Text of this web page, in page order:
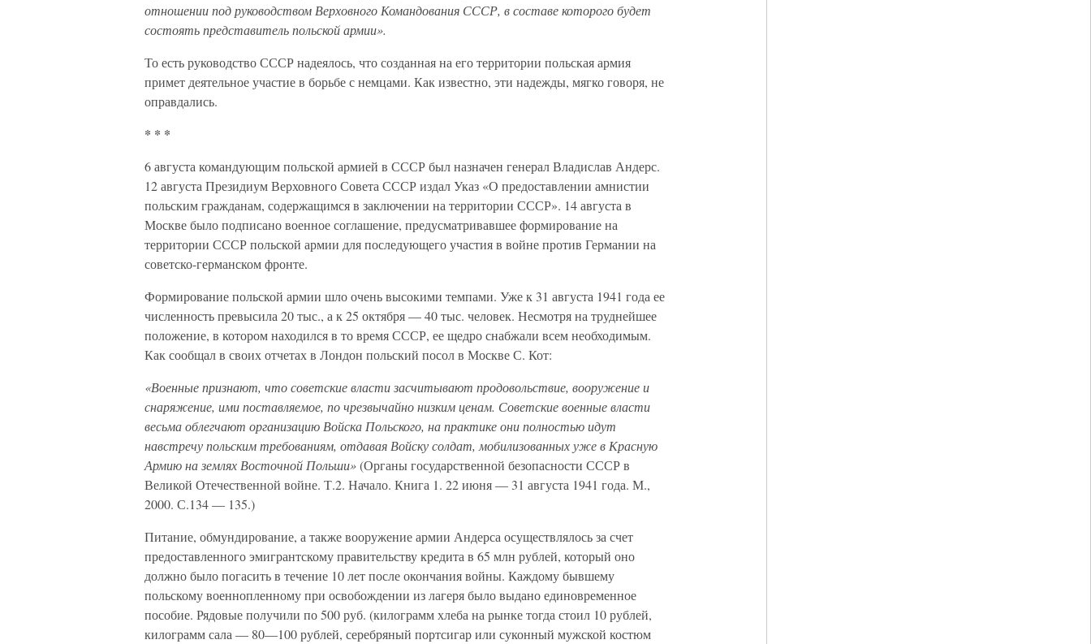
отношении под руководством Верховного Командования СССР, в составе которого будет
состоять представитель польской армии».
То есть руководство СССР надеялось, что созданная на его территории польская армия
примет деятельное участие в борьбе с немцами. Как известно, эти надежды, мягко говоря, не
оправдались.
* * *
6 августа командующим польской армией в СССР был назначен генерал Владислав Андерс.
12 августа Президиум Верховного Совета СССР издал Указ «О предоставлении амнистии
польским гражданам, содержащимся в заключении на территории СССР». 14 августа в
Москве было подписано военное соглашение, предусматривавшее формирование на
территории СССР польской армии для последующего участия в войне против Германии на
советско-германском фронте.
Формирование польской армии шло очень высокими темпами. Уже к 31 августа 1941 года ее
численность превысила 20 тыс., а к 25 октября — 40 тыс. человек. Несмотря на труднейшее
положение, в котором находился в то время СССР, ее щедро снабжали всем необходимым.
Как сообщал в своих отчетах в Лондон польский посол в Москве С. Кот:
«Военные признают, что советские власти засчитывают продовольствие, вооружение и
снаряжение, ими поставляемое, по чрезвычайно низким ценам. Советские военные власти
весьма облегчают организацию Войска Польского, на практике они полностью идут
навстречу польским требованиям, отдавая Войску солдат, мобилизованных уже в Красную
Армию на землях Восточной Польши»(Органы государственной безопасности СССР в
Великой Отечественной войне. Т.2. Начало. Книга 1. 22 июня — 31 августа 1941 года. М.,
2000. С.134 — 135.)
Питание, обмундирование, а также вооружение армии Андерса осуществлялось за счет
предоставленного эмигрантскому правительству кредита в 65 млн рублей, который оно
должно было погасить в течение 10 лет после окончания войны. Каждому бывшему
польскому военнопленному при освобождении из лагеря было выдано единовременное
пособие. Рядовые получили по 500 руб. (килограмм хлеба на рынке тогда стоил 10 рублей,
килограмм сала — 80—100 рублей, серебряный портсигар или суконный мужской костюм